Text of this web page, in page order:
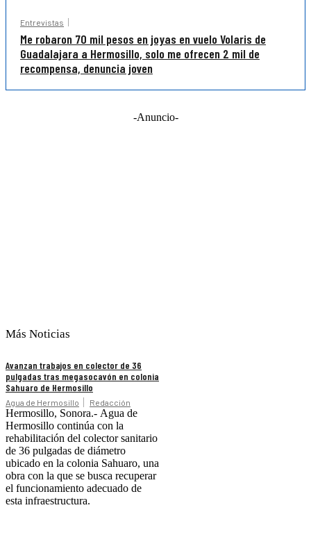
Entrevistas
Me robaron 70 mil pesos en joyas en vuelo Volaris de
Guadalajara a Hermosillo, solo me ofrecen 2 mil de
recompensa, denuncia joven
-Anuncio-
Más Noticias
Avanzan trabajos en colector de 36
pulgadas tras megasocavón en colonia
Sahuaro de Hermosillo
Agua de Hermosillo Redacción
Hermosillo, Sonora.- Agua de
Hermosillo continúa con la
rehabilitación del colector sanitario
de 36 pulgadas de diámetro
ubicado en la colonia Sahuaro, una
obra con la que se busca recuperar
el funcionamiento adecuado de
esta infraestructura.